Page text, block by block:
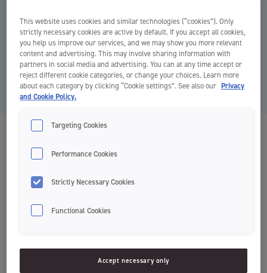
Jordan Junior tandpasta 6-12 år
Tandpasta
Skånsomme ingredienser
This website uses cookies and similar technologies (“cookies”). Only
strictly necessary cookies are active by default. If you accept all cookies,
you help us improve our services, and we may show you more relevant
content and advertising. This may involve sharing information with
partners in social media and advertising. You can at any time accept or
reject different cookie categories, or change your choices. Learn more
about each category by clicking “Cookie settings”. See also our Privacy
and Cookie Policy.
Targeting Cookies
Performance Cookies
Strictly Necessary Cookies
Functional Cookies
Accept necessary only